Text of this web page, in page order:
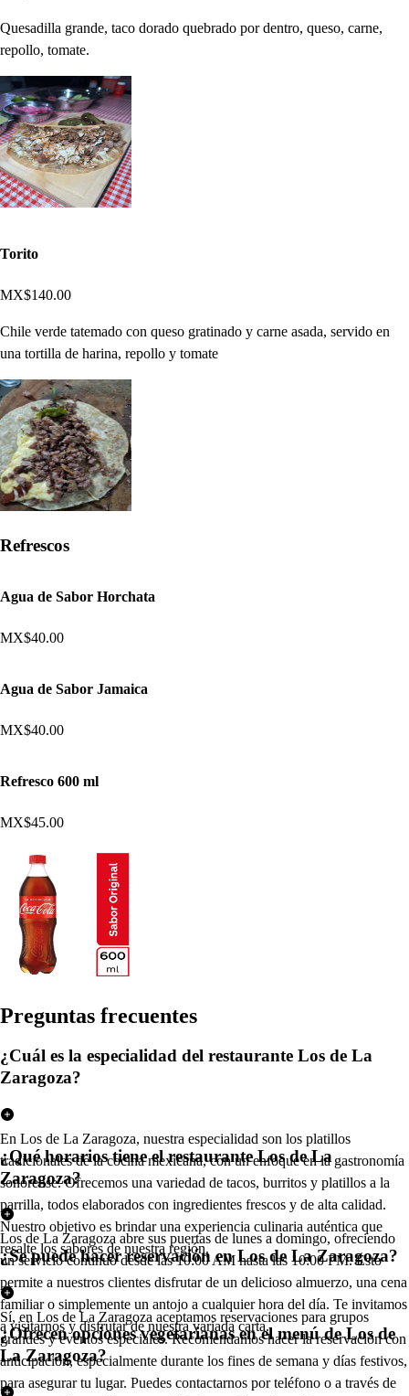
Quesadilla grande, taco dorado quebrado por dentro, queso, carne,
repollo, tomate.
Torito
MX$140.00
Chile verde tatemado con queso gratinado y carne asada, servido en
una tortilla de harina, repollo y tomate
Refrescos
Agua de Sabor Horchata
MX$40.00
Agua de Sabor Jamaica
MX$40.00
Refresco 600 ml
MX$45.00
Preguntas frecuentes
¿Cuál es la especialidad del restaurante Los de La
Zaragoza?
En Los de La Zaragoza, nuestra especialidad son los platillos
tradicionales de la cocina mexicana, con un enfoque en la gastronomía
sonorense. Ofrecemos una variedad de tacos, burritos y platillos a la
parrilla, todos elaborados con ingredientes frescos y de alta calidad.
Nuestro objetivo es brindar una experiencia culinaria auténtica que
resalte los sabores de nuestra región.
¿Qué horarios tiene el restaurante Los de La
Zaragoza?
Los de La Zaragoza abre sus puertas de lunes a domingo, ofreciendo
un servicio continuo desde las 10:00 AM hasta las 10:00 PM. Esto
permite a nuestros clientes disfrutar de un delicioso almuerzo, una cena
familiar o simplemente un antojo a cualquier hora del día. Te invitamos
a visitarnos y disfrutar de nuestra variada carta.
¿Se puede hacer reservación en Los de La Zaragoza?
Sí, en Los de La Zaragoza aceptamos reservaciones para grupos
grandes y eventos especiales. Recomendamos hacer la reservación con
anticipación, especialmente durante los fines de semana y días festivos,
para asegurar tu lugar. Puedes contactarnos por teléfono o a través de
¿Ofrecen opciones vegetarianas en el menú de Los de
La Zaragoza?